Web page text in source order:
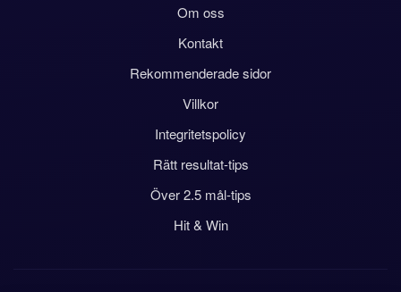
Om oss
Kontakt
Rekommenderade sidor
Villkor
Integritetspolicy
Rätt resultat-tips
Över 2.5 mål-tips
Hit & Win